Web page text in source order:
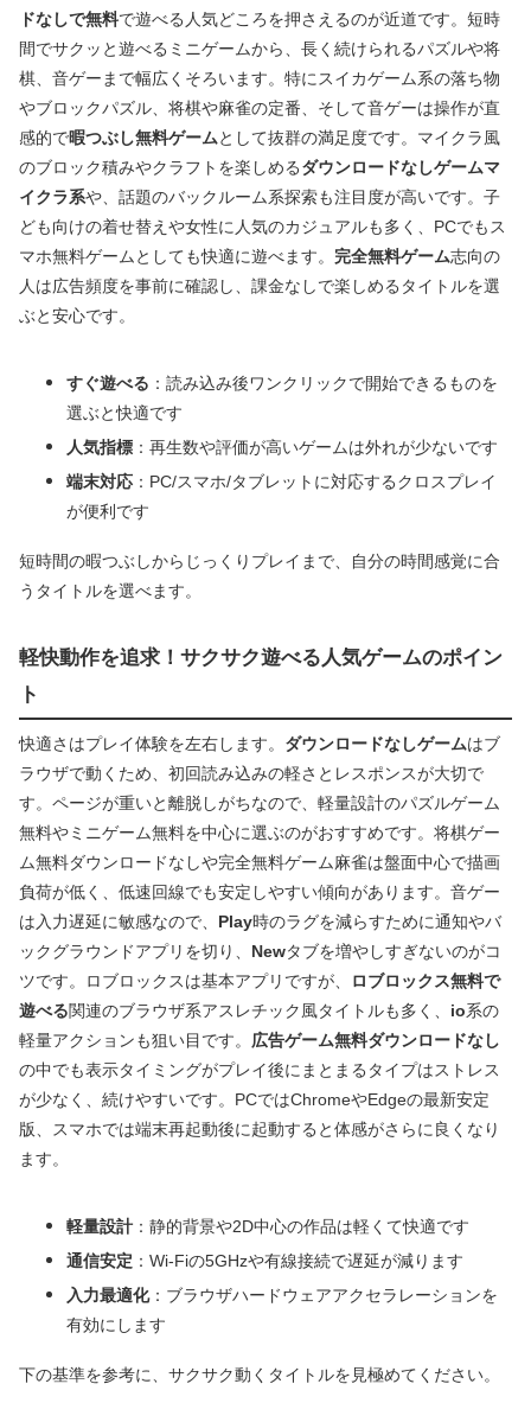
ドなしで無料で遊べる人気どころを押さえるのが近道です。短時
間でサクッと遊べるミニゲームから、長く続けられるパズルや将
棋、音ゲーまで幅広くそろいます。特にスイカゲーム系の落ち物
やブロックパズル、将棋や麻雀の定番、そして音ゲーは操作が直
感的で暇つぶし無料ゲームとして抜群の満足度です。マイクラ風
のブロック積みやクラフトを楽しめるダウンロードなしゲームマ
イクラ系や、話題のバックルーム系探索も注目度が高いです。子
ども向けの着せ替えや女性に人気のカジュアルも多く、PCでもス
マホ無料ゲームとしても快適に遊べます。 完全無料ゲーム志向の
人は広告頻度を事前に確認し、課金なしで楽しめるタイトルを選
ぶと安心です。
すぐ遊べる ：読み込み後ワンクリックで開始できるものを
選ぶと快適です
人気指標 ：再生数や評価が高いゲームは外れが少ないです
端末対応 ：PC/スマホ/タブレットに対応するクロスプレイ
が便利です
短時間の暇つぶしからじっくりプレイまで、自分の時間感覚に合
うタイトルを選べます。
軽快動作を追求！サクサク遊べる人気ゲームのポイン
ト
快適さはプレイ体験を左右します。 ダウンロードなしゲームはブ
ラウザで動くため、初回読み込みの軽さとレスポンスが大切で
す。ページが重いと離脱しがちなので、軽量設計のパズルゲーム
無料やミニゲーム無料を中心に選ぶのがおすすめです。将棋ゲー
ム無料ダウンロードなしや完全無料ゲーム麻雀は盤面中心で描画
負荷が低く、低速回線でも安定しやすい傾向があります。音ゲー
は入力遅延に敏感なので、 Play時のラグを減らすために通知やバ
ックグラウンドアプリを切り、 Newタブを増やしすぎないのがコ
ツです。ロブロックスは基本アプリですが、
ロブロックス無料で
遊べる関連のブラウザ系アスレチック風タイトルも多く、 io系の
軽量アクションも狙い目です。 広告ゲーム無料ダウンロードなし
の中でも表示タイミングがプレイ後にまとまるタイプはストレス
が少なく、続けやすいです。PCではChromeやEdgeの最新安定
版、スマホでは端末再起動後に起動すると体感がさらに良くなり
ます。
軽量設計 ：静的背景や2D中心の作品は軽くて快適です
通信安定 ：Wi‑Fiの5GHzや有線接続で遅延が減ります
入力最適化：ブラウザハードウェアアクセラレーションを
有効にします
下の基準を参考に、サクサク動くタイトルを見極めてください。